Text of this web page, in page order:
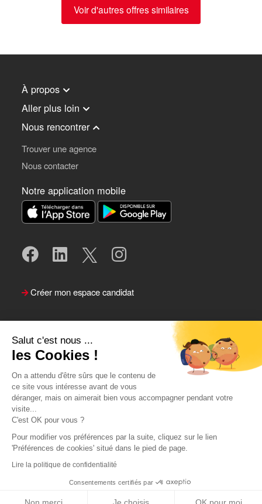
Salut c'est nous ...
les Cookies !
On a attendu d'être sûrs que le contenu de
ce site vous intéresse avant de vous
déranger, mais on aimerait bien vous accompagner pendant votre
visite...
C'est OK pour vous ?
Pour modifier vos préférences par la suite, cliquez sur le lien
'Préférences de cookies' situé dans le pied de page.
Lire la politique de confidentialité
Consentements certifiés par
Voir d'autres offres similaires
À propos
Aller plus loin
Nous rencontrer
Trouver une agence
Nous contacter
Notre application mobile
Créer mon espace candidat